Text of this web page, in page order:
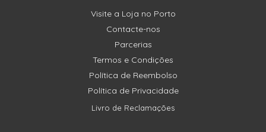
Visite a Loja no Porto
Contacte-nos
Parcerias
Termos e Condições
Política de Reembolso
Política de Privacidade
Livro de Reclamações